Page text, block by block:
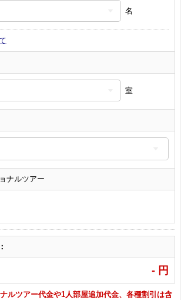
名
室
ナルツアー
- 円
ルツアー代金や1人部屋追加代金、各種割引は含